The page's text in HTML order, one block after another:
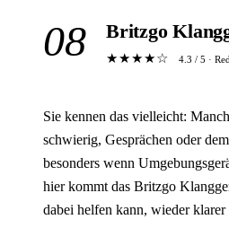
08 Britzgo
★★★★☆ 4.3 / 5 ·
Sie kennen das vielleicht:
schwierig, Gesprächen oder
besonders wenn
hier kommt das Britzgo
dabei helfen kann, wieder klarer